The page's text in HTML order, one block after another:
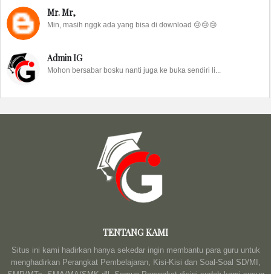
Mr. Mr,
Min, masih nggk ada yang bisa di download 😢😢😢
Admin IG
Mohon bersabar bosku nanti juga ke buka sendiri li...
TENTANG KAMI
Situs ini kami hadirkan hanya sekedar ingin membantu para guru untuk
menghadirkan Perangkat Pembelajaran, Kisi-Kisi dan Soal-Soal SD/MI,